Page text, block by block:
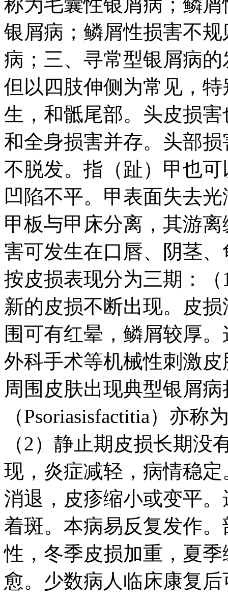
银屑病；鳞屑性损害不
病；三、寻常型银屑病
但以四肢伸侧为常见，
生，和骶尾部。头皮损
和全身损害并存。头部
不脱发。指（趾）甲也
凹陷不平。甲表面失去
甲板与甲床分离，其游
害可发生在口唇、阴茎
按皮损表现分为三期：
新的皮损不断出现。皮
围可有红晕，鳞屑较厚
外科手术等机械性刺激
周围皮肤出现典型银屑
（Psoriasisfactitia）亦称
（2）静止期皮损长期
现，炎症减轻，病情稳
消退，皮疹缩小或变平
着斑。本病易反复发作
性，冬季皮损加重，夏
愈。少数病人临床康复